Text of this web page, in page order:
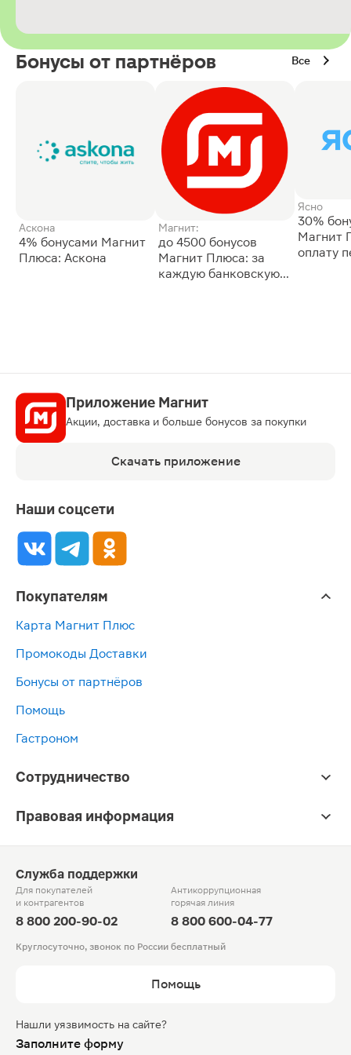
Бонусы от партнёров Все
Аскона
4% бонусами Магнит
Плюса: Аскона
Магнит:
до 4500 бонусов
Магнит Плюса: за
каждую банковскую
Ясно
30%
Магнит
оплату
Приложение Магнит
Акции, доставка и больше бонусов за покупки
Скачать приложение
Наши соцсети
Покупателям
Карта Магнит Плюс
Промокоды Доставки
Бонусы от партнёров
Помощь
Гастроном
Сотрудничество
Правовая информация
Служба поддержки
Для покупателей
и контрагентов
8 800 200-90-02
Антикоррупционная
горячая линия
8 800 600-04-77
Круглосуточно, звонок по России бесплатный
Помощь
Нашли уязвимость на сайте?
Заполните форму